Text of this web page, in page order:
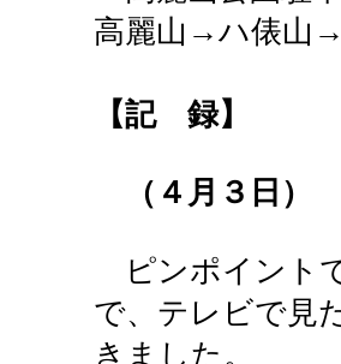
高麗山→ハ俵山
【記 録】
（４月３日）
ピンポイント
で、テレビで見
きました。